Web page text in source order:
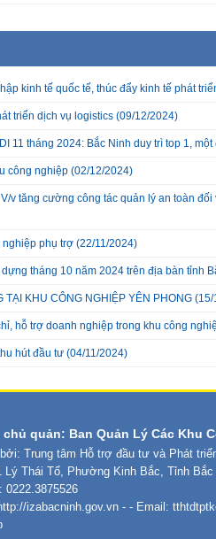
kinh tế quốc tế, thúc đẩy kinh tế phát
triển dịch vụ logistics (09/12/2024)
11 tháng 2024: Bắc Ninh duy trì top 1,
công nghiệp (02/12/2024)
v tăng cường công tác quản lý an toàn
nghiệp phụ trợ (22/11/2024)
tháng 10 năm 2024 trên địa bàn tỉnh
TẠI KHU CÔNG NGHIỆP YÊN PHONG (15/
hỗ trợ doanh nghiệp trong khu công
hút đầu tư (04/11/2024)
quản: Ban Quản Lý Các Khu
Trung tâm Hỗ trợ đầu tư và Phát
Lý Thái Tổ, Phường Kinh Bắc, Tỉnh Bắc
0222.3875526
izabacninh.gov.vn - - Email: